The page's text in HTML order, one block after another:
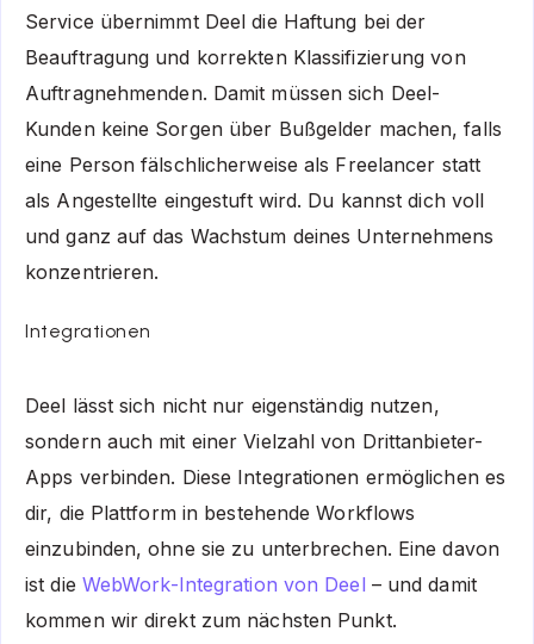
Service übernimmt Deel die Haftung bei der
Beauftragung und korrekten Klassifizierung von
Auftragnehmenden. Damit müssen sich Deel-
Kunden keine Sorgen über Bußgelder machen, falls
eine Person fälschlicherweise als Freelancer statt
als Angestellte eingestuft wird. Du kannst dich voll
und ganz auf das Wachstum deines Unternehmens
konzentrieren.
Integrationen
Deel lässt sich nicht nur eigenständig nutzen,
sondern auch mit einer Vielzahl von Drittanbieter-
Apps verbinden. Diese Integrationen ermöglichen es
dir, die Plattform in bestehende Workflows
einzubinden, ohne sie zu unterbrechen. Eine davon
ist die WebWork-Integration von Deel – und damit
kommen wir direkt zum nächsten Punkt.